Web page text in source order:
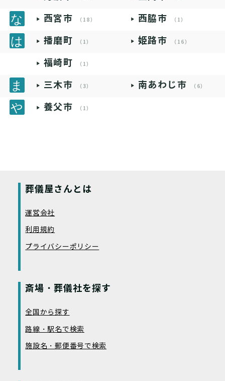
西宮市 （18） 西脇市 （1）
播磨町 （1） 姫路市 （16）
福崎町 （1）
三木市 （3） 南あわじ市 （6）
養父市 （1）
葬儀屋さんとは
運営会社
利用規約
プライバシーポリシー
斎場・葬儀社を探す
全国から探す
路線・駅名で検索
施設名・郵便番号で検索